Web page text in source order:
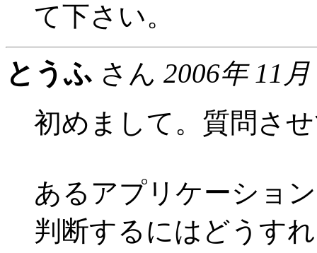
て下さい。
とうふ さん 2006年 11
初めまして。質問さ
あるアプリケーショ
判断するにはどうす